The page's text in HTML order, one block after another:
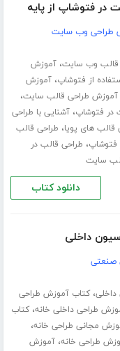
در فتوشاپ از پایه
طراحی وب سایت
قالب وب سایت،آموزش
از فتوشاپ،آموزش
آموزش طراحی قالب سایت،
در فتوشاپ،آشنایی با طراحی
قالب های پویا، طراحی قالب
فتوشاپ، طراحی قالب در
سایت
دانلود کتاب
داخلی
صنعتی
داخلی،کتاب آموزش طراحی
طراحی داخلی خانه،کتاب
مجانی طراحی خانه،
طراحی خانه،آموزش